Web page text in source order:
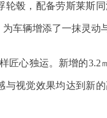
轮毂，配备劳斯莱斯
车辆增添了一抹灵动
匠心独运。新增的
与视觉效果均达到新